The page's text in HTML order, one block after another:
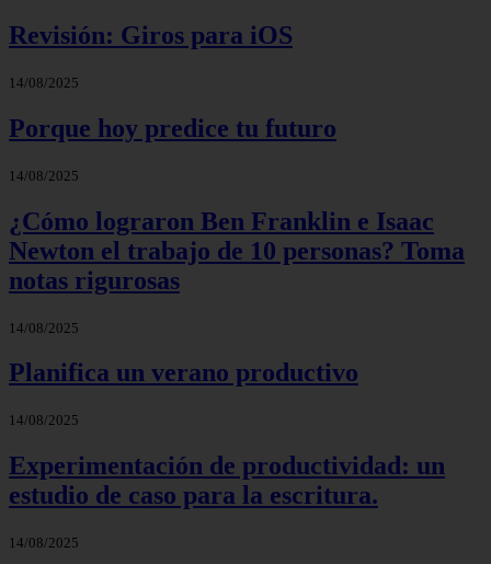
Revisión: Giros para iOS
14/08/2025
Porque hoy predice tu futuro
14/08/2025
¿Cómo lograron Ben Franklin e Isaac
Newton el trabajo de 10 personas? Toma
notas rigurosas
14/08/2025
Planifica un verano productivo
14/08/2025
Experimentación de productividad: un
estudio de caso para la escritura.
14/08/2025